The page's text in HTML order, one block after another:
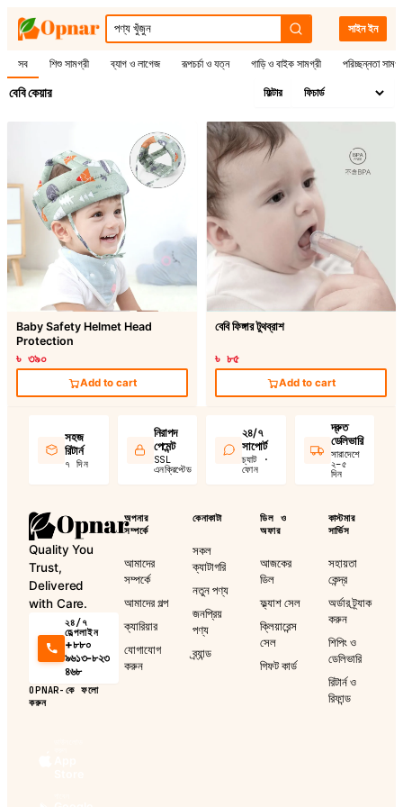
সাইন ইন
সব শিশু সামগ্রী ব্যাগ ও লাগেজ রূপচর্চা ও যত্ন গাড়ি ও বাইক সামগ্রী পরিচ্ছন্নতা
বেবি কেয়ার ফিল্টার
Baby Safety Helmet Head
Protection
৳ ৩৯০
Add to cart
বেবি ফিঙ্গার টুথব্রাশ
৳ ৮৫
Add to cart
সহজ
রিটার্ন
৭ দিন
নিরাপদ
পেমেন্ট
SSL
এনক্রিপ্টেড
২৪/৭
সাপোর্ট
চ্যাট ·
ফোন
দ্রুত
ডেলিভারি
সারাদেশে
২–৫
দিন
Quality You
Trust,
Delivered
with Care.
২৪/৭
হেল্পলাইন
+৮৮০
৯৬১৩-৮২৩
৪৬৮
OPNAR-কে ফলো
করুন
অপনার
সম্পর্কে
আমাদের
সম্পর্কে
আমাদের গল্প
ক্যারিয়ার
যোগাযোগ
করুন
কেনাকাটা
সকল
ক্যাটাগরি
নতুন পণ্য
জনপ্রিয়
পণ্য
ব্র্যান্ড
ডিল ও
অফার
আজকের
ডিল
ফ্ল্যাশ সেল
ক্লিয়ারেন্স
সেল
গিফট কার্ড
কাস্টমার
সার্ভিস
সহায়তা
কেন্দ্র
অর্ডার ট্র্যাক
করুন
শিপিং ও
ডেলিভারি
রিটার্ন ও
রিফান্ড